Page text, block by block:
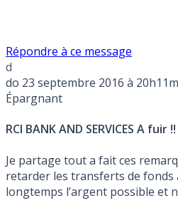
Répondre à ce message
d
do 23 septembre 2016 à
Épargnant
RCI BANK AND SERVICES A fuir !!
Je partage tout a fait ces
retarder les transferts de fonds
longtemps l’argent possible et